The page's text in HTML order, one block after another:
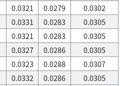
0.0321 0.0279
0.0302
0.0331 0.0283
0.0305
0.0321 0.0283
0.0305
0.0327 0.0286
0.0305
0.0323 0.0288
0.0307
0.0332 0.0286
0.0305